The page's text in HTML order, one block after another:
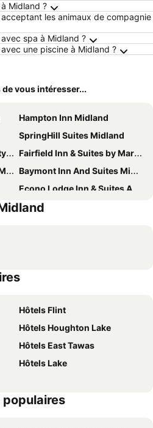
Midland ?
les animaux de compagnie
spa à Midland ?
une piscine à Midland ?
vous intéresser...
Hampton Inn Midland
SpringHill Suites Midland
Fairfield Inn & Suites by Marriott Midland
Baymont Inn And Suites Midland
Econo Lodge Inn & Suites Auburn
Hôtels Flint
Hôtels Houghton Lake
Hôtels East Tawas
Hôtels Lake